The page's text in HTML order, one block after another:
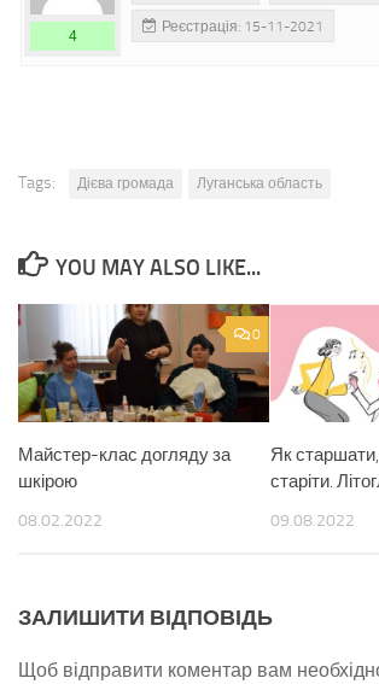
4
Реєстрація: 15-11-2021
Tags: Дієва громада Луганська область
YOU MAY ALSO LIKE...
0
Майстер-клас догляду за
шкірою
08.02.2022
Як
старіти.
09.08.2022
ЗАЛИШИТИ ВІДПОВІДЬ
Щоб відправити коментар вам